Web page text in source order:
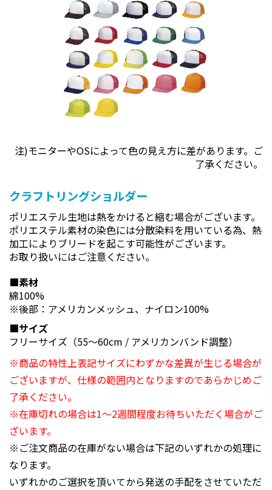
注)モニターやOSによって色の見え方に差があります。ご
了承ください。
クラフトリングショルダー
ポリエステル生地は熱をかけると縮む場合がございます。
ポリエステル素材の染色には分散染料を用いている為、熱
加工によりブリードを起こす可能性がございます。
お取り扱いにはご注意ください。
■素材
綿100%
※後部：アメリカンメッシュ、ナイロン100%
■サイズ
フリーサイズ（55～60cm / アメリカンバンド調整）
※商品の特性上表記サイズにわずかな差異が生じる場合が
ございますが、仕様の範囲内となりますのであらかじめご
了承ください。
※在庫切れの場合は1〜2週間程度お待ちいただく場合がご
ざいます。
※ご注文商品の在庫がない場合は下記のいずれかの処理に
なります。
いずれかのご選択を頂いてから発送の手配をさせていただ